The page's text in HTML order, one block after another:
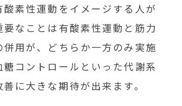
素性運動をイメージする人が
なことは有酸素性運動と筋力
併用が、どちらか一方のみ実施
コントロールといった代謝系
に大きな期待が出来ます。